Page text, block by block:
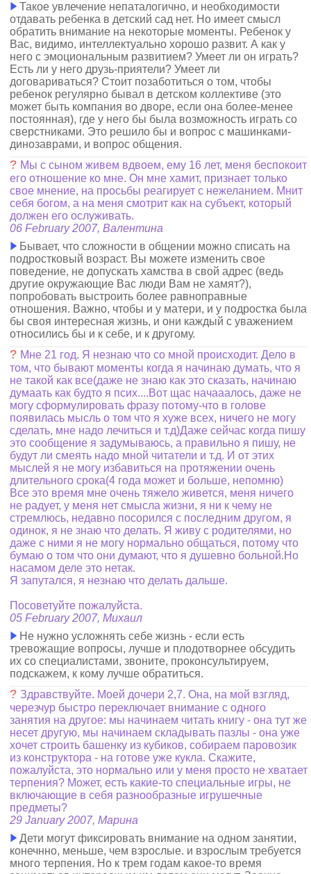
Такое увлечение непаталогично, и необходимости
отдавать ребенка в детский сад нет. Но имеет смысл
обратить внимание на некоторые моменты. Ребенок у
Вас, видимо, интеллектуально хорошо развит. А как у
него с эмоциональным развитием? Умеет ли он играть?
Есть ли у него друзь-приятели? Умеет ли
договариваться? Стоит позаботиться о том, чтобы
ребенок регулярно бывал в детском коллективе (это
может быть компания во дворе, если она более-менее
постоянная), где у него бы была возможность играть со
сверстниками. Это решило бы и вопрос с машинками-
динозаврами, и вопрос общения.
? Мы с сыном живем вдвоем, ему 16 лет, меня беспокоит
его отношение ко мне. Он мне хамит, признает только
свое мнение, на просьбы реагирует с нежеланием. Мнит
себя богом, а на меня смотрит как на субъект, который
должен его ослуживать.
06 February 2007, Валентина
Бывает, что сложности в общении можно списать на
подростковый возраст. Вы можете изменить свое
поведение, не допускать хамства в свой адрес (ведь
другие окружающие Вас люди Вам не хамят?),
попробовать выстроить более равноправные
отношения. Важно, чтобы и у матери, и у подростка была
бы своя интересная жизнь, и они каждый с уважением
относились бы и к себе, и к другому.
? Мне 21 год. Я незнаю что со мной происходит. Дело в
том, что бывают моменты когда я начинаю думать, что я
не такой как все(даже не знаю как это сказать, начинаю
думаать как будто я псих....Вот щас начааалось, даже не
могу сформулировать фразу потому-что в голове
появилась мысль о том что я хуже всех, ничего не могу
сделать, мне надо лечиться и т.д)Даже сейчас когда пишу
это сообщение я задумываюсь, а правильно я пишу, не
будут ли смеять надо мной читатели и т.д. И от этих
мыслей я не могу избавиться на протяжении очень
длительного срока(4 года может и больше, непомню)
Все это время мне очень тяжело живется, меня ничего
не радует, у меня нет смысла жизни, я ни к чему не
стремлюсь, недавно посорился с последним другом, я
одинок, я не знаю что делать. Я живу с родителями, но
даже с ними я не могу нормально общаться, потому что
бумаю о том что они думают, что я душевно больной.Но
насамом деле это нетак.
Я запутался, я незнаю что делать дальше.
Посоветуйте пожалуйста.
05 February 2007, Михаил
Не нужно усложнять себе жизнь - если есть
тревожащие вопросы, лучше и плодотворнее обсудить
их со специалистами, звоните, проконсультируем,
подскажем, к кому лучше обратиться.
? Здравствуйте. Моей дочери 2,7. Она, на мой взгляд,
черезчур быстро переключает внимание с одного
занятия на другое: мы начинаем читать книгу - она тут же
несет другую, мы начинаем складывать пазлы - она уже
хочет строить башенку из кубиков, собираем паровозик
из конструктора - на готове уже кукла. Скажите,
пожалуйста, это нормально или у меня просто не хватает
терпения? Может, есть какие-то специальные игры, не
включающие в себя разнообразные игрушечные
предметы?
29 January 2007, Марина
Дети могут фиксировать внимание на одном занятии,
конечнно, меньше, чем взрослые. и взрослым требуется
много терпения. Но к трем годам какое-то время